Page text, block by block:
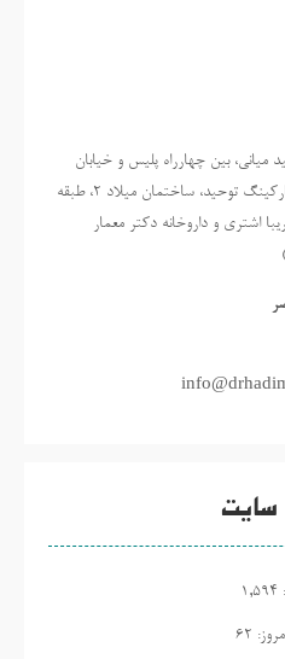
میانی، بین چهارراه پلیس و خیابان
مهرداد، رو به روی پارکینگ توحید، ساختمان میلاد ٢، طبقه
اشتری و داروخانه دکتر معمار
سایت
1,594
62